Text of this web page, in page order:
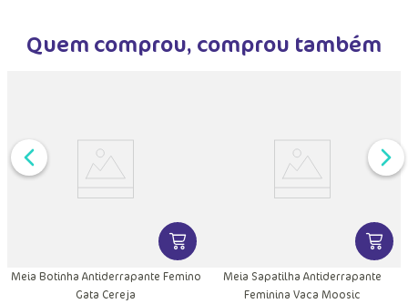
Quem comprou, comprou também
INFORMAÇÕES DO PRODUTOVER MAIS INFORMAÇÕES DO
Meia Botinha Antiderrapante Femino
Gata Cereja
VER
Meia Sapatilha Antiderrapante
Feminina Vaca Moosic